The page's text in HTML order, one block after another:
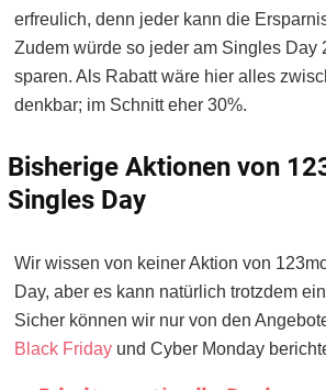
erfreulich, denn jeder kann die
Zudem würde so jeder am Singles Day
sparen. Als Rabatt wäre hier alles
denkbar; im Schnitt eher 30%.
Bisherige Aktionen von
Singles Day
Wir wissen von keiner Aktion von
Day, aber es kann natürlich trotzdem
Sicher können wir nur von den
Black Friday und Cyber Monday
etwa im letzten Jahr bis zu 55% Rabatt